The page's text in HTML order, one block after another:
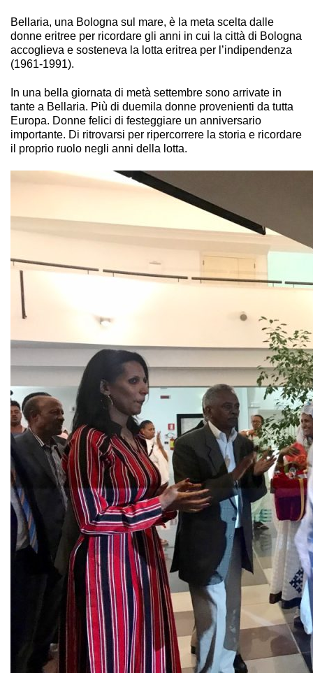
Bellaria, una Bologna sul mare, è la meta scelta dalle
donne eritree per ricordare gli anni in cui la città di Bologna
accoglieva e sosteneva la lotta eritrea per l’indipendenza
(1961-1991).
In una bella giornata di metà settembre sono arrivate in
tante a Bellaria. Più di duemila donne provenienti da tutta
Europa. Donne felici di festeggiare un anniversario
importante. Di ritrovarsi per ripercorrere la storia e ricordare
il proprio ruolo negli anni della lotta.